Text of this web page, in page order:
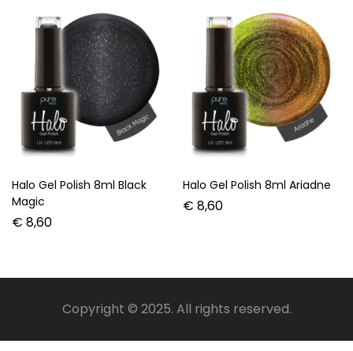
Halo Gel Polish 8ml Black
Magic
€ 8,60
Halo Gel Polish 8ml Ariadne
€ 8,60
Copyright © 2025. All rights reserved.